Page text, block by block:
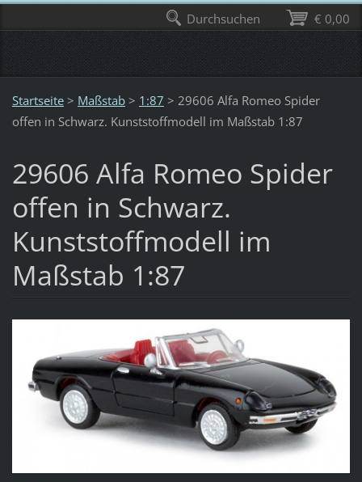
Startseite > Maßstab > 1:87 > 29606 Alfa Romeo Spider
offen in Schwarz. Kunststoffmodell im Maßstab 1:87
29606 Alfa Romeo Spider
offen in Schwarz.
Kunststoffmodell im
Maßstab 1:87
€ 0,00
Durchsuchen